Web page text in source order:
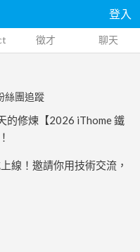
登入
徵才 聊天
絲團追蹤
的修煉【2026 iThome 鐵
線！邀請你用技術交流，